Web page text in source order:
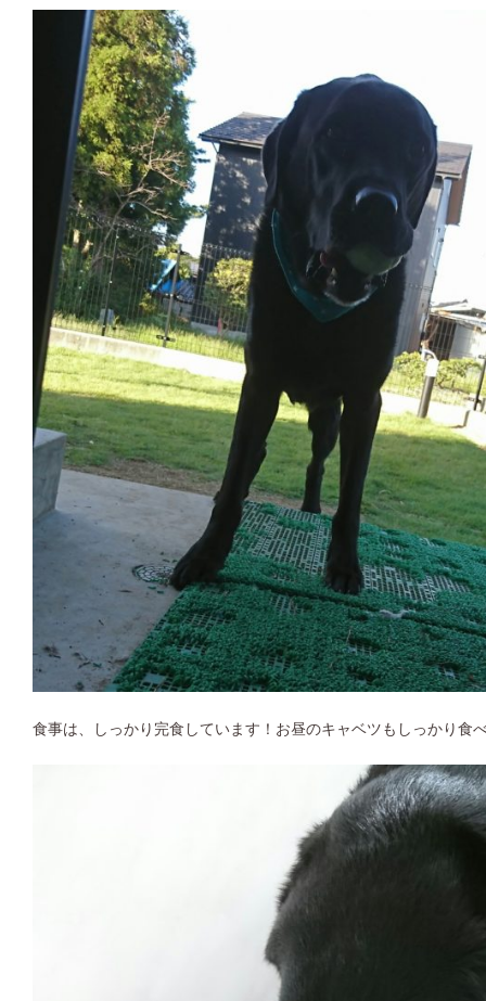
食事は、しっかり完食しています！お昼のキャベツもしっかり食